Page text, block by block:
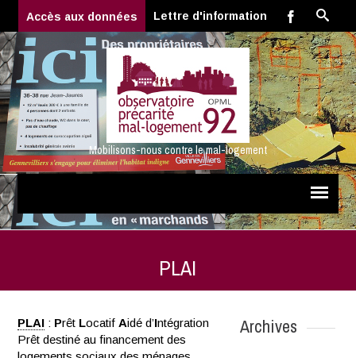
Accès aux données Lettre d'information
Mobilisons-nous contre le mal-logement
PLAI
PLAI : Prêt Locatif Aidé d’Intégration
Prêt destiné au financement des
Archives